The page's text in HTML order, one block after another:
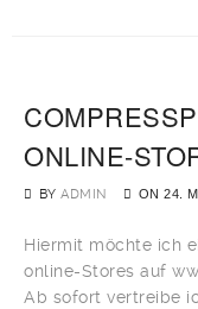
ONLINE-
BY ADMIN ON 24.
Hiermit möchte ich
online-Stores auf
Ab sofort vertreibe